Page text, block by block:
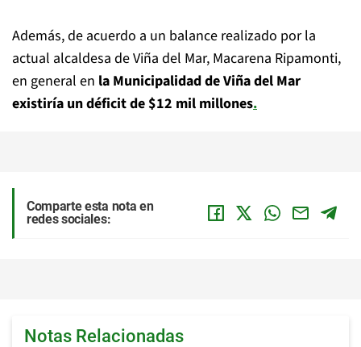
Además, de acuerdo a un balance realizado por la
actual alcaldesa de Viña del Mar, Macarena Ripamonti,
en general en la Municipalidad de Viña del Mar
existiría un déficit de $12 mil millones.
Comparte esta nota en
redes sociales:
Notas Relacionadas